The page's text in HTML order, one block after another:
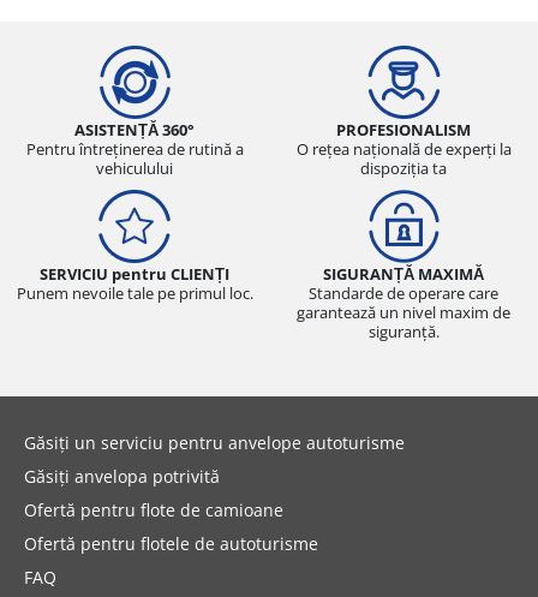
ASISTENȚĂ 360°
Pentru întreținerea de rutină a
vehiculului
PROFESIONALISM
O rețea națională de experți la
dispoziția ta
SERVICIU pentru CLIENȚI
Punem nevoile tale pe primul loc.
SIGURANȚĂ MAXIMĂ
Standarde de operare care
garantează un nivel maxim de
siguranță.
Găsiți un serviciu pentru anvelope autoturisme
Găsiți anvelopa potrivită
Ofertă pentru flote de camioane
Ofertă pentru flotele de autoturisme
FAQ